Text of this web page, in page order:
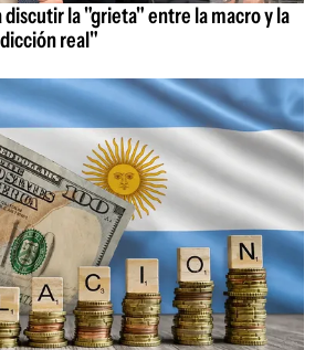
discutir la "grieta" entre la macro y la
real"